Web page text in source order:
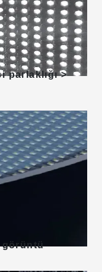
parlaklığı >
görüntü